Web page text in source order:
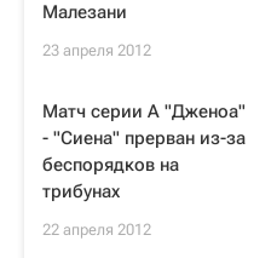
Малезани
23 апреля 2012
Матч серии А "Дженоа"
- "Сиена" прерван из-за
беспорядков на
трибунах
22 апреля 2012